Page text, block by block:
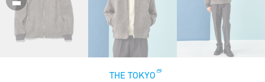
THE TOKYO